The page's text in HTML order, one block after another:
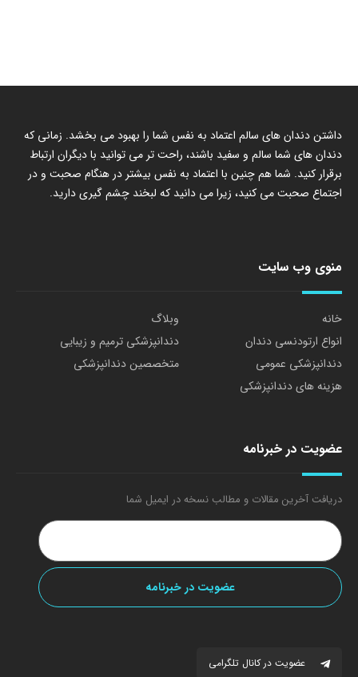
داشتن دندان های سالم اعتماد به نفس شما را بهبود می بخشد. زمانی که
دندان های شما سالم و سفید باشند، راحت تر می توانید با دیگران ارتباط
برقرار کنید. شما هم چنین با اعتماد به نفس بیشتر در هنگام صحبت و در
اجتماع صحبت می کنید، زیرا می دانید که لبخند چشم گیری دارید.
منوی وب سایت
خانه
وبلاگ
انواع ارتودنسی دندان
دندانپزشکی ترمیم و زیبایی
دندانپزشکی عمومی
متخصصین دندانپزشکی
هزینه های دندانپزشکی
عضویت در خبرنامه
دریافت آخرین مقالات و مطالب نسخه در ایمیل شما
عضویت در کانال تلگرامی